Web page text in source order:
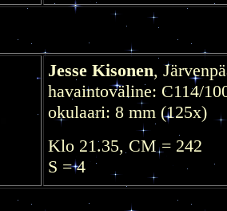
Jesse Kisonen,
havaintoväline: C114/
okulaari: 8 mm (125x)
Klo 21.35, CM = 242
S = 4